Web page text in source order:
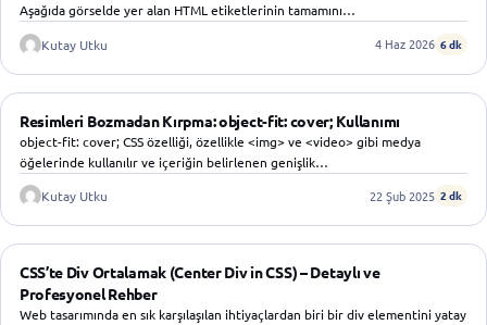
Aşağıda görselde yer alan HTML etiketlerinin tamamını…
Kutay Utku
4 Haz 2026 6 dk
WEB TASARIM
Resimleri Bozmadan Kırpma: object-fit: cover; Kullanımı
object-fit: cover; CSS özelliği, özellikle <img> ve <video> gibi medya
öğelerinde kullanılır ve içeriğin belirlenen genişlik…
Kutay Utku
22 Şub 2025 2 dk
WEB TASARIM
CSS’te Div Ortalamak (Center Div in CSS) – Detaylı ve
Profesyonel Rehber
Web tasarımında en sık karşılaşılan ihtiyaçlardan biri bir div elementini yatay